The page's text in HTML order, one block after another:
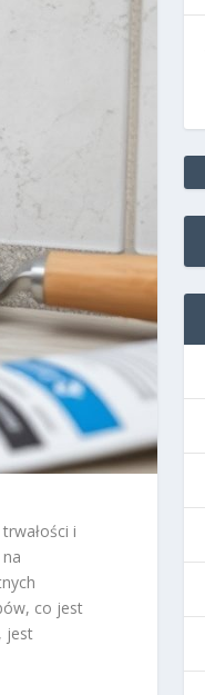
i
co jest
jest